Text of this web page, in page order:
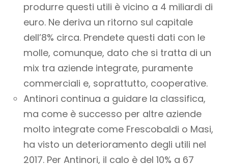
produrre questi utili è vicino a 4 miliardi di
euro. Ne deriva un ritorno sul capitale
dell’8% circa. Prendete questi dati con le
molle, comunque, dato che si tratta di un
mix tra aziende integrate, puramente
commerciali e, soprattutto, cooperative.
Antinori continua a guidare la classifica,
ma come è successo per altre aziende
molto integrate come Frescobaldi o Masi,
ha visto un deterioramento degli utili nel
2017. Per Antinori, il calo è del 10% a 67